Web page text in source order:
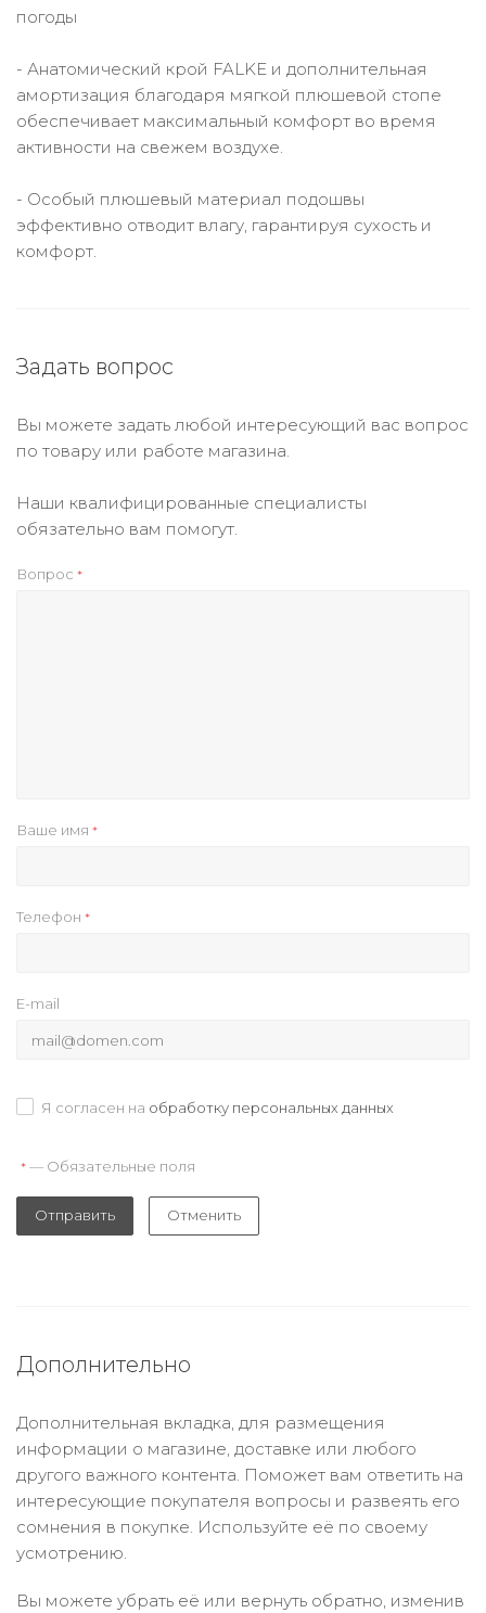
погоды
- Анатомический крой FALKE и дополнительная
амортизация благодаря мягкой плюшевой стопе
обеспечивает максимальный комфорт во время
активности на свежем воздухе.
- Особый плюшевый материал подошвы
эффективно отводит влагу, гарантируя сухость и
комфорт.
Задать вопрос
Вы можете задать любой интересующий вас вопрос
по товару или работе магазина.
Наши квалифицированные специалисты
обязательно вам помогут.
Вопрос *
Ваше имя *
Телефон *
E-mail
Я согласен на обработку персональных данных
* — Обязательные поля
Отправить Отменить
Дополнительно
Дополнительная вкладка, для размещения
информации о магазине, доставке или любого
другого важного контента. Поможет вам ответить на
интересующие покупателя вопросы и развеять его
сомнения в покупке. Используйте её по своему
усмотрению.
Вы можете убрать её или вернуть обратно, изменив